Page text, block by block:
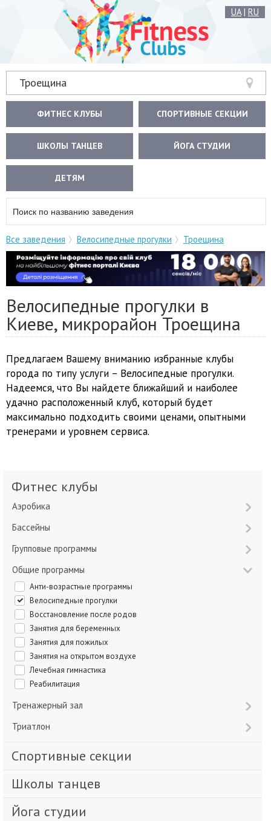
UA| RU
Троещина
ФИТНЕС КЛУБЫ СПОРТИВНЫЕ СЕКЦИИ
ШКОЛЫ ТАНЦЕВ ЙОГА СТУДИИ
ДЕТЯМ
Все заведения Велосипедные прогулки Троещина
Велосипедные прогулки в
Киеве, микрорайон Троещина
Предлагаем Вашему вниманию избранные клубы
города по типу услуги – Велосипедные прогулки.
Надеемся, что Вы найдете ближайший и наиболее
удачно расположенный клуб, который будет
максимально подходить своими ценами, опытными
тренерами и уровнем сервиса.
Фитнес клубы
Аэробика
Бассейны
Групповые программы
Общие программы
Анти-возрастные программы
Велосипедные прогулки
Восстановление после родов
Занятия для беременных
Занятия для пожилых
Занятия на открытом воздухе
Лечебная гимнастика
Реабилитация
Тренажерный зал
Триатлон
Спортивные секции
Школы танцев
Йога студии